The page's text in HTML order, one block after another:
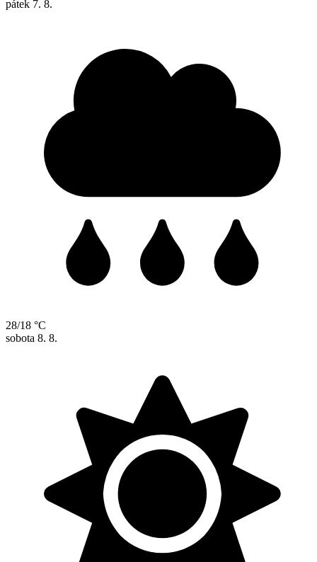
pátek 7. 8.
28/18 °C
sobota 8. 8.